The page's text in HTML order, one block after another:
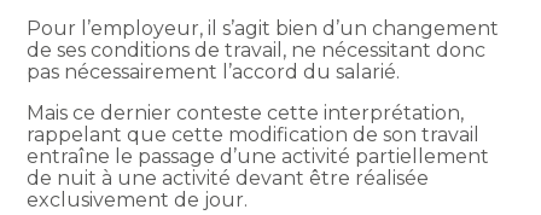
Pour l’employeur, il s’agit bien d’un changement
de ses conditions de travail, ne nécessitant donc
pas nécessairement l’accord du salarié.
Mais ce dernier conteste cette interprétation,
rappelant que cette modification de son travail
entraîne le passage d’une activité partiellement
de nuit à une activité devant être réalisée
exclusivement de jour.